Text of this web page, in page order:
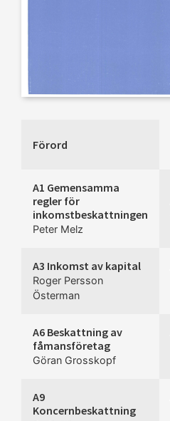
Förord
A1 Gemensamma
regler för
inkomstbeskattningen
Peter Melz
A3 Inkomst av kapital
Roger Persson
Österman
A6 Beskattning av
fåmansföretag
Göran Grosskopf
A9
Koncernbeskattning